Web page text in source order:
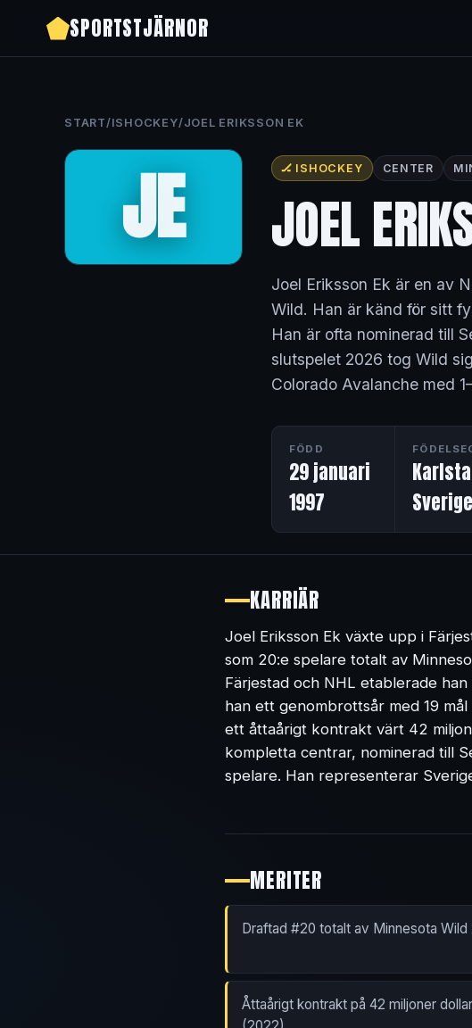
SPORTSTJÄRNOR
START/ISHOCKEY/JOEL ERIKSSON EK
JE 🏒 ISHOCKEY CENTER
JOEL
Joel Eriksson Ek är en av
Wild. Han är känd för sitt
Han är ofta nominerad till
slutspelet 2026 tog Wild
Colorado Avalanche med
FÖDD
29 januari
1997
Sverige
KARRIÄR
Joel Eriksson Ek växte upp i
som 20:e spelare totalt av
Färjestad och NHL etablerade
han ett genombrottsår med 19
ett åttaårigt kontrakt värt 42
kompletta centrar, nominerad till
spelare. Han representerar
MERITER
Draftad #20 totalt av Minnesota Wild
Åttaårigt kontrakt på 42 miljoner